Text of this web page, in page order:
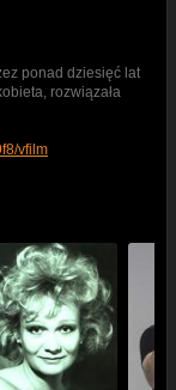
ponad dziesięć lat
rozwiązała
vfilm